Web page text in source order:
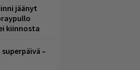
jäänyt
kiinnosta
–